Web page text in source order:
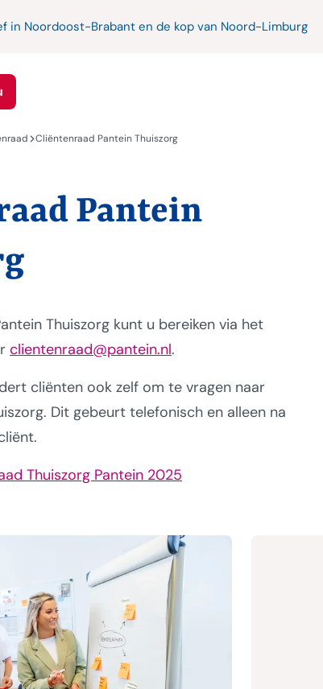
in Noordoost-Brabant en de kop van Noord-Limburg
Cliëntenraad Pantein Thuiszorg
Pantein
Thuiszorg kunt u bereiken via het
clientenraad@pantein.nl.
cliënten ook zelf om te vragen naar
Dit gebeurt telefonisch en alleen na
Thuiszorg Pantein 2025